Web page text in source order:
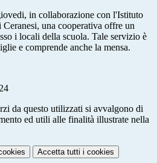
in collaborazione con l'Istituto
una cooperativa offre un
i locali della scuola. Tale servizio è
e comprende anche la mensa.
da questo utilizzati si avvalgono di
ed utili alle finalità illustrate nella
Accetta tutti i cookies